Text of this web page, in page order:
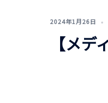
2024年1月26日
【メ